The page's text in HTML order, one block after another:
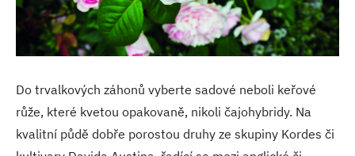
Do trvalkových záhonů vyberte sadové neboli keřové
růže, které kvetou opakovaně, nikoli čajohybridy. Na
kvalitní půdě dobře porostou druhy ze skupiny Kordes či